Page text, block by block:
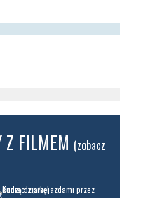
Z FILMEM (zobacz